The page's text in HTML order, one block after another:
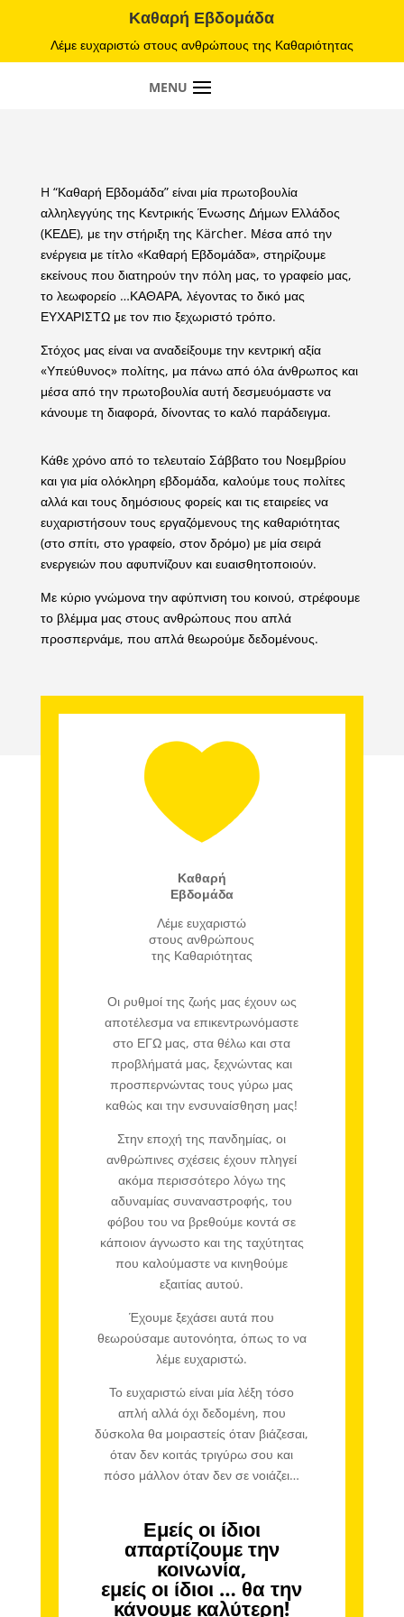
Καθαρή Εβδομάδα
Λέμε ευχαριστώ στους ανθρώπους της Καθαριότητας
H “Καθαρή Εβδομάδα” είναι μία πρωτοβουλία
αλληλεγγύης της Κεντρικής Ένωσης Δήμων Ελλάδος
(ΚΕΔΕ), με την στήριξη της Kärcher. Μέσα από την
ενέργεια με τίτλο «Καθαρή Εβδομάδα», στηρίζουμε
εκείνους που διατηρούν την πόλη μας, το γραφείο μας,
το λεωφορείο …ΚΑΘΑΡΑ, λέγοντας το δικό μας
ΕΥΧΑΡΙΣΤΩ με τον πιο ξεχωριστό τρόπο.
Στόχος μας είναι να αναδείξουμε την κεντρική αξία
«Υπεύθυνος» πολίτης, μα πάνω από όλα άνθρωπος και
μέσα από την πρωτοβουλία αυτή δεσμευόμαστε να
κάνουμε τη διαφορά, δίνοντας το καλό παράδειγμα.
Κάθε χρόνο από το τελευταίο Σάββατο του Νοεμβρίου
και για μία ολόκληρη εβδομάδα, καλούμε τους πολίτες
αλλά και τους δημόσιους φορείς και τις εταιρείες να
ευχαριστήσουν τους εργαζόμενους της καθαριότητας
(στο σπίτι, στο γραφείο, στον δρόμο)με μία σειρά
ενεργειών που αφυπνίζουν και ευαισθητοποιούν.
Με κύριο γνώμονα την αφύπνιση του κοινού, στρέφουμε
το βλέμμα μας στους ανθρώπους που απλά
προσπερνάμε, που απλά θεωρούμε δεδομένους.
Καθαρή
Εβδομάδα
Λέμε ευχαριστώ
στους ανθρώπους
της Καθαριότητας
Οι ρυθμοί της ζωής μας έχουν ως
αποτέλεσμα να επικεντρωνόμαστε
στο ΕΓΩ μας, στα θέλω και στα
προβλήματά μας, ξεχνώντας και
προσπερνώντας τους γύρω μας
καθώς και την ενσυναίσθηση μας!
Στην εποχή της πανδημίας, οι
ανθρώπινες σχέσεις έχουν πληγεί
ακόμα περισσότερο λόγω της
αδυναμίας συναναστροφής, του
φόβου του να βρεθούμε κοντά σε
κάποιον άγνωστο και της ταχύτητας
που καλούμαστε να κινηθούμε
εξαιτίας αυτού.
Έχουμε ξεχάσει αυτά που
θεωρούσαμε αυτονόητα, όπως το να
λέμε ευχαριστώ.
Το ευχαριστώ είναι μία λέξη τόσο
απλή αλλά όχι δεδομένη, που
δύσκολα θα μοιραστείς όταν βιάζεσαι,
όταν δεν κοιτάς τριγύρω σου και
πόσο μάλλον όταν δεν σε νοιάζει…
Εμείς οι ίδιοι
απαρτίζουμε την
κοινωνία,
εμείς οι ίδιοι … θα την
κάνουμε καλύτερη!